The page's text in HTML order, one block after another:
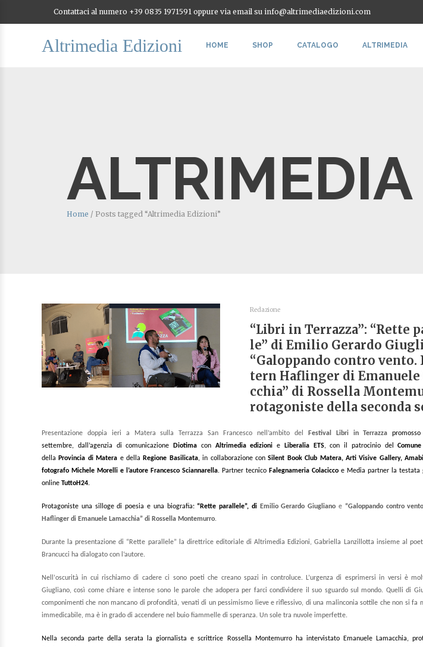
Contattaci al numero +39 0835 1971591 oppure via email su info@altrimediaedizioni.com
Altrimedia Edizioni HOME SHOP CATALOGO ALTRIMEDIA
Home / Posts tagged “Altrimedia Edizioni”
Redazione
“Libri in Terrazza”: “Rette
le” di Emilio Gerardo
“Galoppando contro vento.
tern Haflinger di Emanuele
cchia” di Rossella
rotagoniste della seconda
Presentazione doppia ieri a Matera sulla Terrazza San Francesconell’ambito del Festival Libri in Terrazza
settembre, dall’agenzia di comunicazione Diotima con Altrimedia edizionie Liberalia ETS, con il patrocinio del
della Provincia di Matera e della Regione Basilicata, in collaborazione conSilent Book Club Matera, Arti Visive Gallery,
fotografo Michele Morelli e l’autore Francesco Sciannarella. Partner tecnico Falegnameria Colacicco e Media partner la testata
online TuttoH24.
Protagoniste una silloge di poesia e una biografia: “Rette parallele”, diEmilio Gerardo Giugliano e “Galoppando contro
Haflinger di Emanuele Lamacchia” di Rossella Montemurro.
Durante la presentazione di “Rette parallele” la direttrice editoriale di Altrimedia Edizioni, Gabriella Lanzillotta insieme al
Brancucci ha dialogato con l’autore.
Nell ’oscurità in cui rischiamo di cadere ci sono poeti che creano spazi in controluce. L’urgenza di esprimersi in versi è
Giugliano, così come chiare e intense sono le parole che adopera per farci condividere il suo sguardo sul mondo. Quelli di
componimenti che non mancano di profondità, venati di un pessimismo lieve e riflessivo, di una malinconia sottile che non si fa
immedicabile, ma è in grado di accendere nel buio fiammelle di speranza. Un sole tra nuvole imperfette.
Nella seconda parte della serata la giornalista e scrittrice Rossella Montemurro ha intervistato Emanuele Lamacchia,